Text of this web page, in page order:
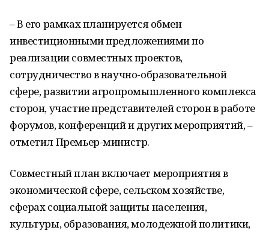
– В его рамках планируется обмен
инвестиционными предложениями по
реализации совместных проектов,
сотрудничество в научно-образовательной
сфере, развитии агропромышленного комплекса
сторон, участие представителей сторон в работе
форумов, конференций и других мероприятий, –
отметил Премьер-министр.
Совместный план включает мероприятия в
экономической сфере, сельском хозяйстве,
сферах социальной защиты населения,
культуры, образования, молодежной политики,